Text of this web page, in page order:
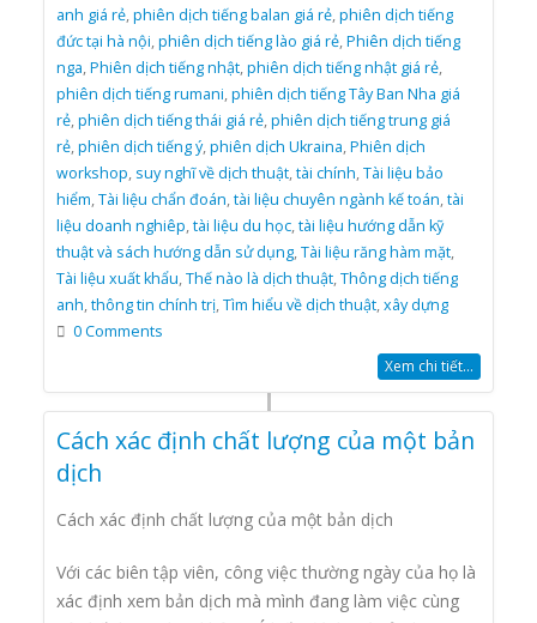
anh giá rẻ,phiên dịch tiếng balan giá rẻ,phiên dịch tiếng
đức tại hà nội,phiên dịch tiếng lào giá rẻ,Phiên dịch tiếng
nga,Phiên dịch tiếng nhật,phiên dịch tiếng nhật giá rẻ,
phiên dịch tiếng rumani,phiên dịch tiếng Tây Ban Nha giá
rẻ,phiên dịch tiếng thái giá rẻ,phiên dịch tiếng trung giá
rẻ,phiên dịch tiếng ý,phiên dịch Ukraina,Phiên dịch
workshop, suy nghĩ về dịch thuật,tài chính,Tài liệu bảo
hiểm,Tài liệu chẩn đoán,tài liệu chuyên ngành kế toán,tài
liệu doanh nghiêp,tài liệu du học,tài liệu hướng dẫn kỹ
thuật và sách hướng dẫn sử dụng,Tài liệu răng hàm mặt,
Tài liệu xuất khẩu,Thế nào là dịch thuật,Thông dịch tiếng
anh,thông tin chính trị,Tìm hiểu về dịch thuật,xây dựng
0 Comments
Xem chi tiết...
Cách xác định chất lượng của một bản
dịch
Cách xác định chất lượng của một bản dịch
Với các biên tập viên, công việc thường ngày của họ là
xác định xem bản dịch mà mình đang làm việc cùng